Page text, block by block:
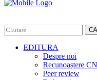
EDITURA
Despre noi
Recunoaștere
Peer review